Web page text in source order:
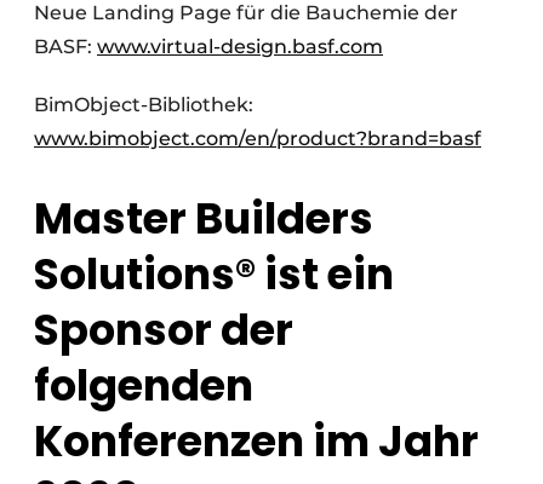
Neue Landing Page für die Bauchemie der
BASF: www.virtual-design.basf.com
BimObject-Bibliothek:
www.bimobject.com/en/product?brand=basf
Master Builders
Solutions® ist ein
Sponsor der
folgenden
Konferenzen im Jahr